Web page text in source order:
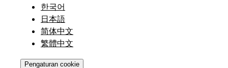
한국어
日本語
简体中文
繁體中文
Pengaturan cookie